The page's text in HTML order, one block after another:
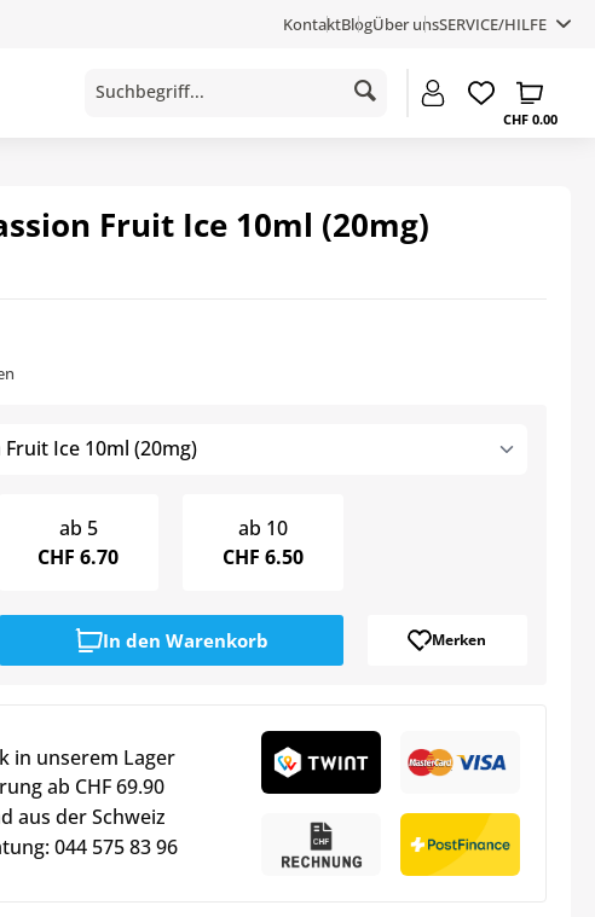
KontaktBlogÜber unsSERVICE/HILFE
CHF 0.00
Fruit Ice 10ml (20mg)
Ice 10ml (20mg)
ab 5
CHF6.70
ab 10
CHF 6.50
In den Warenkorb Merken
in unserem Lager
ab CHF 69.90
aus der Schweiz
044 575 83 96